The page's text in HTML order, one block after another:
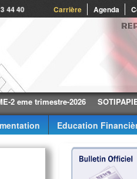
Carrière Agenda
44 40
trimestre-2026 SOTIPAPIER-2
Education